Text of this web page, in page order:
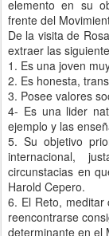
elemento en su
frente del
De la visita de
extraer las
1. Es una joven
2. Es honesta,
3. Posee valores
4- Es una lider
ejemplo y las
5. Su objetivo
internacional,
circunstacias en
Harold Cepero.
6. El Reto, meditar
reencontrarse
determinante en el